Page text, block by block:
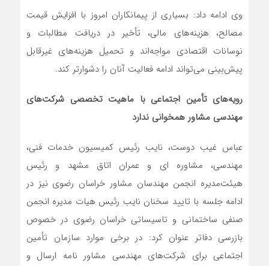
وی ادامه داد: بسیاری از پیمانکاران امروز با افزایش قیمت
مصالح، هزینه‌های مالی، تأخیر در دریافت مطالبات و
نوسانات اقتصادی مواجه‌اند و تحمیل هزینه‌های غیرقابل
پیش‌بینی می‌تواند ادامه فعالیت آنان را دشوارتر کند.
رویه‌های تأمین اجتماعی با ماهیت تخصصی شرکت‌های
مهندسی مشاور همخوانی ندارد
عباس غیب دوست، نایب رئیس کمیسیون خدمات فنی،
مهندسی، مشاوره ای و عمران اتاق مشهد و رئیس
هیئت‌مدیره انجمن مهندسان مشاور خراسان رضوی نیز در
ادامه جلسه با تایید سخنان نایب رئیس هیات مدیره انجمن
صنفی ساختمانی و تاسیساتی خراسان رضوی در خصوص
بازرسی دفاتر عنوان کرد: در برخی موارد سازمان تأمین
اجتماعی برای شرکت‌های مهندسی مشاور نامه ارسال و